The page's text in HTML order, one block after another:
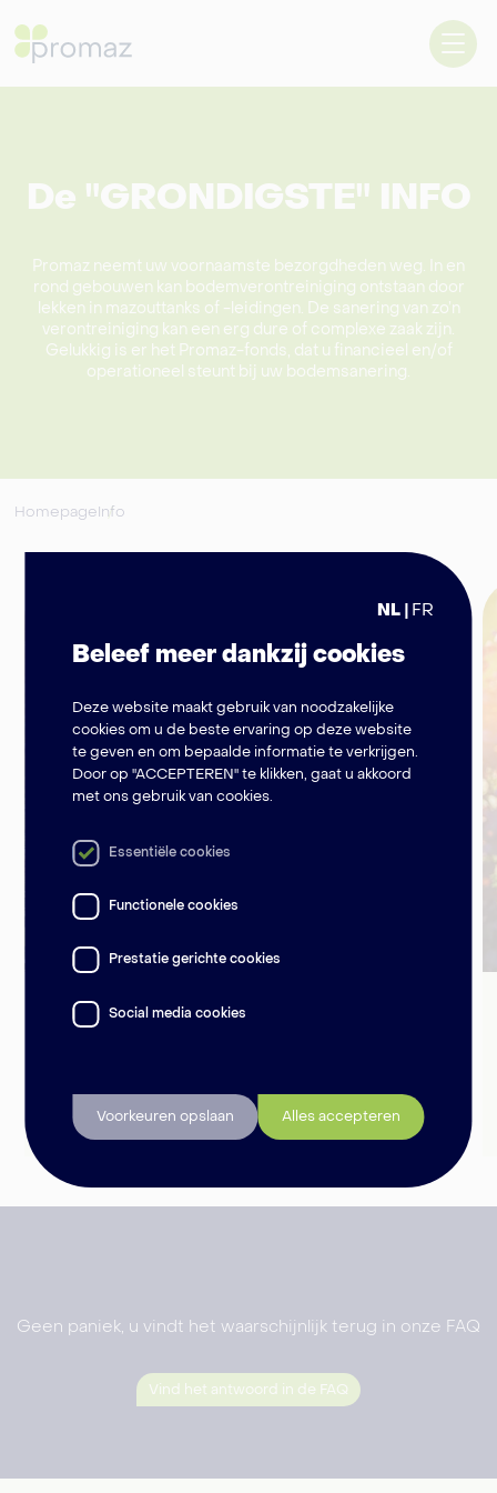
De "GRONDIGSTE" INFO
Promaz neemt uw voornaamste bezorgdheden weg. In en
rond gebouwen kan bodemverontreiniging ontstaan door
lekken in mazouttanks of -leidingen. De sanering van zo’n
verontreiniging kan een erg dure of complexe zaak zijn.
Gelukkig is er het Promaz-fonds, dat u financieel en/of
operationeel steunt bij uw bodemsanering.
Homepage Info
Wees gerust: Promaz helpt zowat iedereen die met mazout
verwarmt. Zit u met een bodemverontreiniging, die
Check het nu
Geen paniek, u vindt het waarschijnlijk terug in onze FAQ
Vind het antwoord in de FAQ
NL FR
Beleef meer dankzij cookies
Deze website maakt gebruik van noodzakelijke
cookies om u de beste ervaring op deze website
te geven en om bepaalde informatie te verkrijgen.
Door op "ACCEPTEREN" te klikken, gaat u akkoord
met ons gebruik van cookies.
Essentiële cookies
Functionele cookies
Prestatie gerichte cookies
Social media cookies
Voorkeuren opslaan Alles accepteren